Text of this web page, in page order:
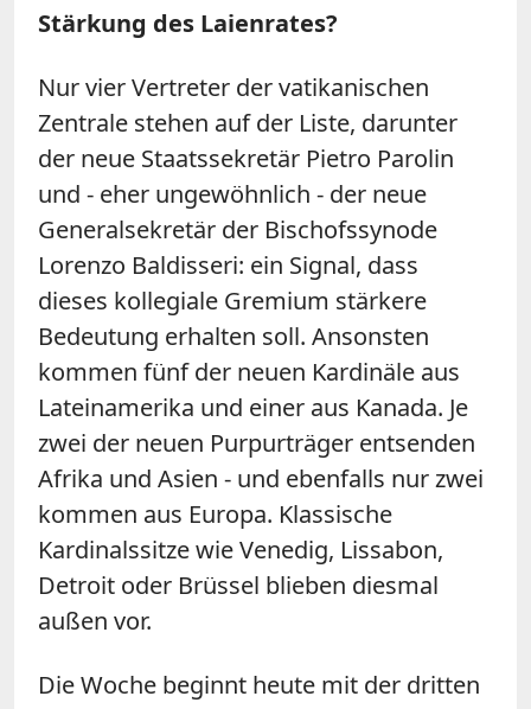
Stärkung des Laienrates?
Nur vier Vertreter der vatikanischen
Zentrale stehen auf der Liste, darunter
der neue Staatssekretär Pietro Parolin
und - eher ungewöhnlich - der neue
Generalsekretär der Bischofssynode
Lorenzo Baldisseri: ein Signal, dass
dieses kollegiale Gremium stärkere
Bedeutung erhalten soll. Ansonsten
kommen fünf der neuen Kardinäle aus
Lateinamerika und einer aus Kanada. Je
zwei der neuen Purpurträger entsenden
Afrika und Asien - und ebenfalls nur zwei
kommen aus Europa. Klassische
Kardinalssitze wie Venedig, Lissabon,
Detroit oder Brüssel blieben diesmal
außen vor.
Die Woche beginnt heute mit der dritten